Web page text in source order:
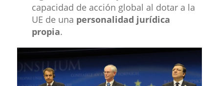
capacidad de acción global al dotar a la
UE de una personalidad jurídica
propia.​